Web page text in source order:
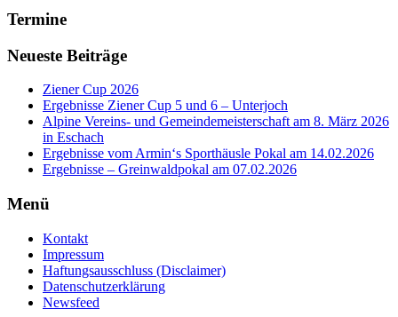
Termine
Neueste Beiträge
Ziener Cup 2026
Ergebnisse Ziener Cup 5 und 6 – Unterjoch
Alpine Vereins- und Gemeindemeisterschaft am 8. März 2026
in Eschach
Ergebnisse vom Armin‘s Sporthäusle Pokal am 14.02.2026
Ergebnisse – Greinwaldpokal am 07.02.2026
Menü
Kontakt
Impressum
Haftungsausschluss (Disclaimer)
Datenschutzerklärung
Newsfeed